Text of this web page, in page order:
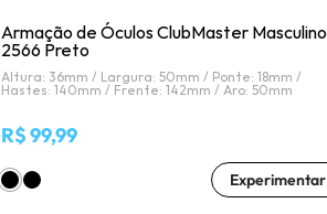
Armação de Óculos ClubMaster Masculino
2566 Preto
Altura: 36mm / Largura: 50mm / Ponte: 18mm /
Hastes: 140mm / Frente: 142mm / Aro: 50mm
R$ 99,99
Experimentar